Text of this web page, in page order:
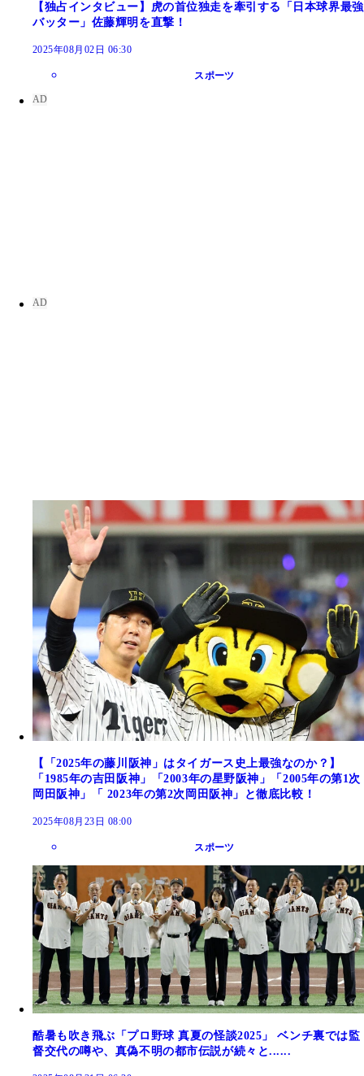
【独占インタビュー】虎の首位独走を牽引する「日本球界最強
バッター」佐藤輝明を直撃！
2025年08月02日 06:30
スポーツ
【「2025年の藤川阪神」はタイガース史上最強なのか？】
「1985年の吉田阪神」「2003年の星野阪神」「2005年の第1次
岡田阪神」「 2023年の第2次岡田阪神」と徹底比較！
2025年08月23日 08:00
スポーツ
酷暑も吹き飛ぶ「プロ野球 真夏の怪談2025」 ベンチ裏では監
督交代の噂や、真偽不明の都市伝説が続々と......